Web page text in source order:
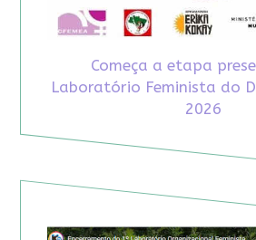
Começa a etapa
Laboratório Feminista do
2026